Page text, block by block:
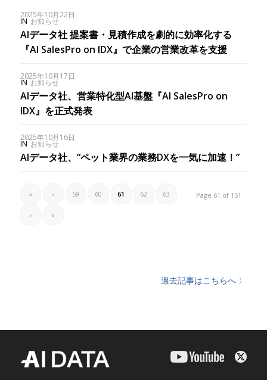
2025年10月22日
IN お知らせ
AIデータ社 提案書・見積作成を劇的に効率化する
『AI SalesPro on IDX』で企業の営業改革を支援
2025年10月17日
IN お知らせ
AIデータ社、営業特化型AI基盤『AI SalesPro on
IDX』を正式発表
2025年10月16日
IN お知らせ
AIデータ社、“ペット業界の業務DXを一気に加速！”
Page 61 of 151
« ‹ 59 60 61 62 63
› »
過去記事はこちらへ 〉